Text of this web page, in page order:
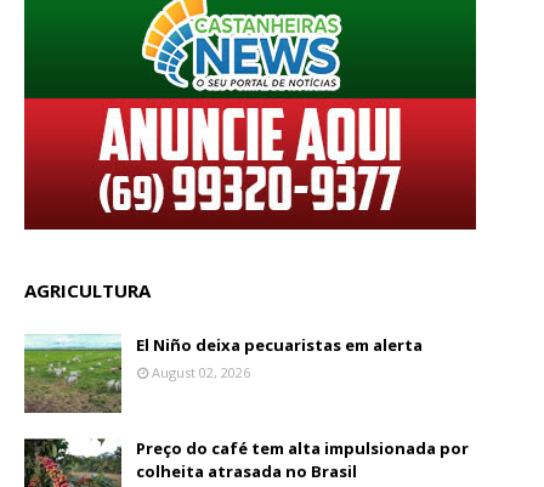
AGRICULTURA
El Niño deixa pecuaristas em alerta
August 02, 2026
Preço do café tem alta impulsionada por
colheita atrasada no Brasil